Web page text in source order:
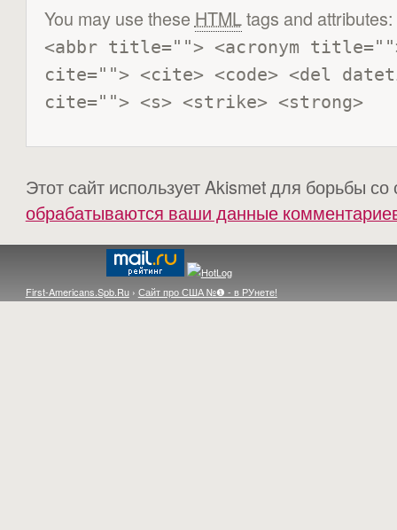
You may use these HTMLtags and attributes:
<abbr title=""> <acronym
cite=""> <cite> <code> <del
cite=""> <s> <strike> <strong>
Этот сайт использует Akismet для борьбы
обрабатываются ваши данные
First-Americans.Spb.Ru› Сайт про США №❶ - в РУнете!